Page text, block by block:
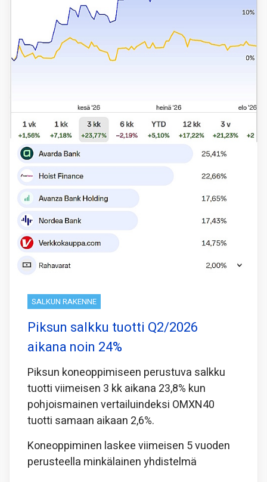
SALKUN RAKENNE
Piksun salkku tuotti Q2/2026
aikana noin 24%
Piksun koneoppimiseen perustuva salkku
tuotti viimeisen 3 kk aikana 23,8% kun
pohjoismainen vertailuindeksi OMXN40
tuotti samaan aikaan 2,6%.
Koneoppiminen laskee viimeisen 5 vuoden
perusteella minkälainen yhdistelmä